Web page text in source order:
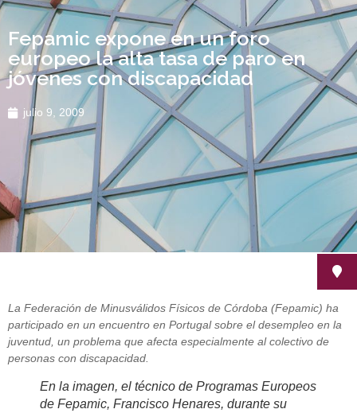
Fepamic expone en un foro
europeo la alta tasa de paro en
jóvenes con discapacidad
julio 9, 2009
La Federación de Minusválidos Físicos de Córdoba (Fepamic) ha
participado en un encuentro en Portugal sobre el desempleo en la
juventud, un problema que afecta especialmente al colectivo de
personas con discapacidad.
En la imagen, el técnico de Programas Europeos
de Fepamic, Francisco Henares, durante su